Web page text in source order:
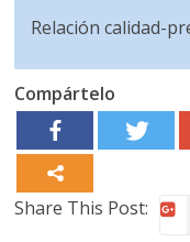
Relación calidad-
Compártelo
Share This Post: